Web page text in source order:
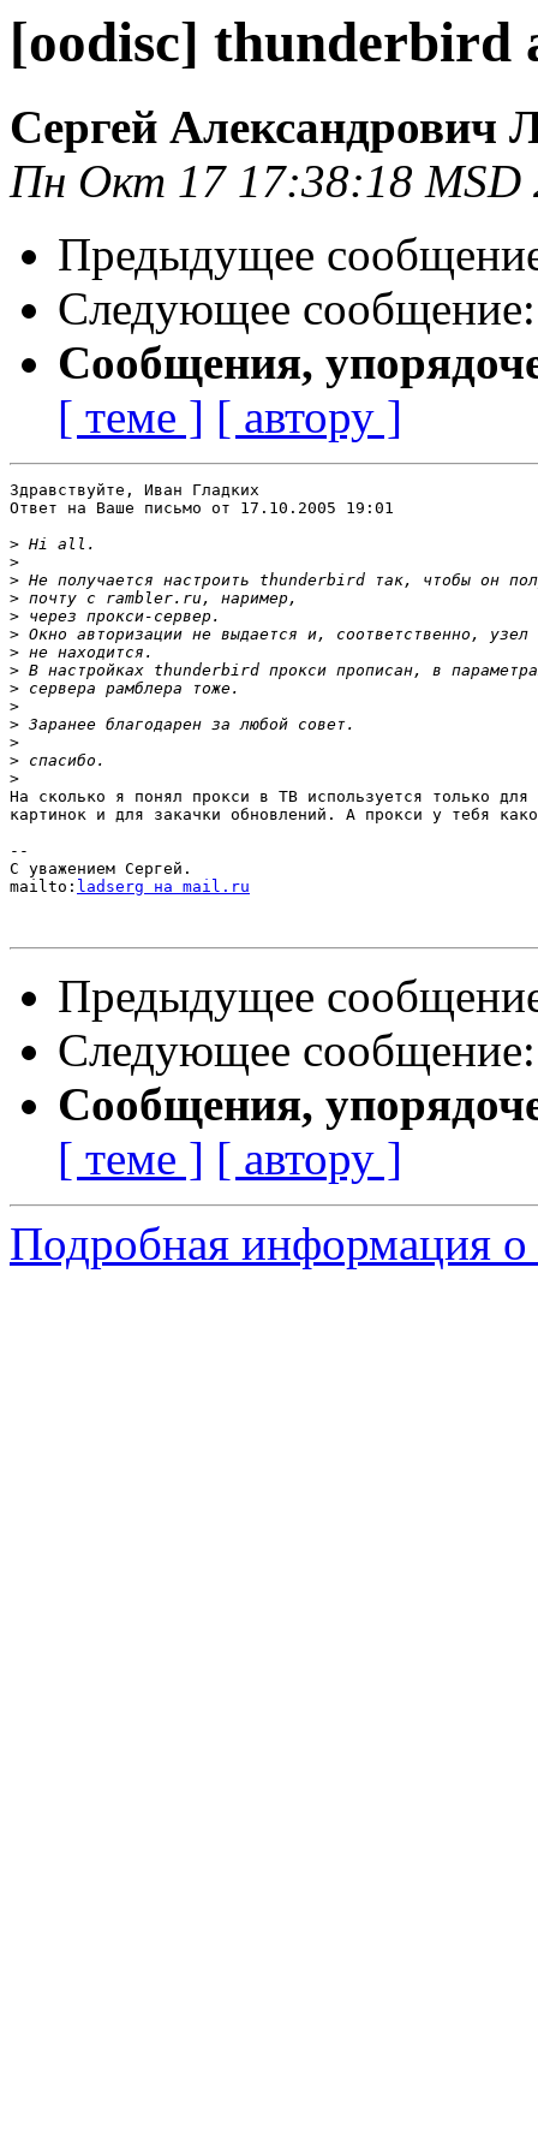
[oodisc] thunderbird
Сергей Александрович
Пн Окт 17 17:38:18 MSD
Предыдущее
Следующее
Сообщения,
[ теме ] [ автору ]
Здравствуйте, Иван Гладких
Ответ на Ваше письмо от 17.10.2005 19:01
>
>
>
>
>
>
>
>
>
>
>
>
>
>
На сколько я понял прокси в TB используется только
картинок и для закачки обновлений. А прокси у тебя
--
С уважением Сергей.
mailto: ladserg на mail.ru
Предыдущее
Следующее
Сообщения,
[ теме ] [ автору ]
Подробная информация о